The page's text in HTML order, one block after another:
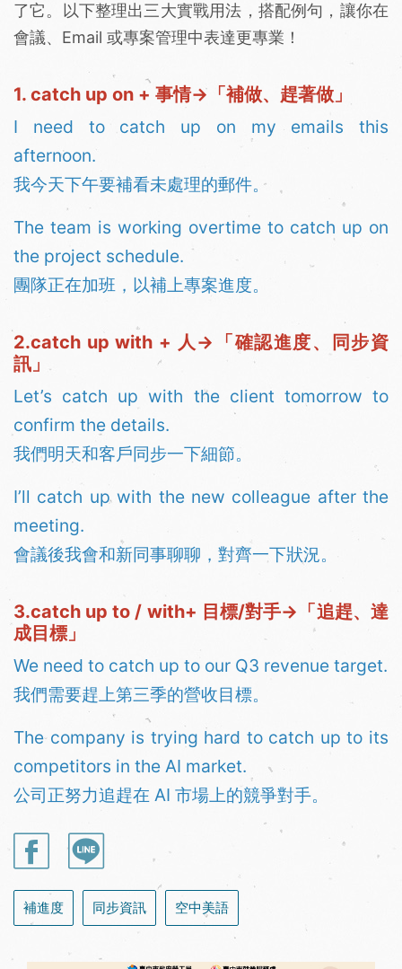
了它。以下整理出三大實戰用法，搭配例句，讓你在
會議、Email 或專案管理中表達更專業！
1. catch up on + 事情→「補做、趕著做」
I need to catch up on my emails this
afternoon.
我今天下午要補看未處理的郵件。
The team is working overtime to catch up on
the project schedule.
團隊正在加班，以補上專案進度。
2.catch up with + 人→「確認進度、同步資
訊」
Let’s catch up with the client tomorrow to
confirm the details.
我們明天和客戶同步一下細節。
I’ll catch up with the new colleague after the
meeting.
會議後我會和新同事聊聊，對齊一下狀況。
3.catch up to / with+ 目標/對手→「追趕、達
成目標」
We need to catch up to our Q3 revenue target.
我們需要趕上第三季的營收目標。
The company is trying hard to catch up to its
competitors in the AI market.
公司正努力追趕在 AI 市場上的競爭對手。
補進度 同步資訊 空中美語